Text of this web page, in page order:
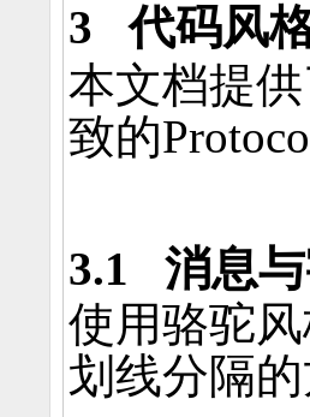
3代码风
本文档提
致的
3.1 消息
使用骆驼
划线分隔